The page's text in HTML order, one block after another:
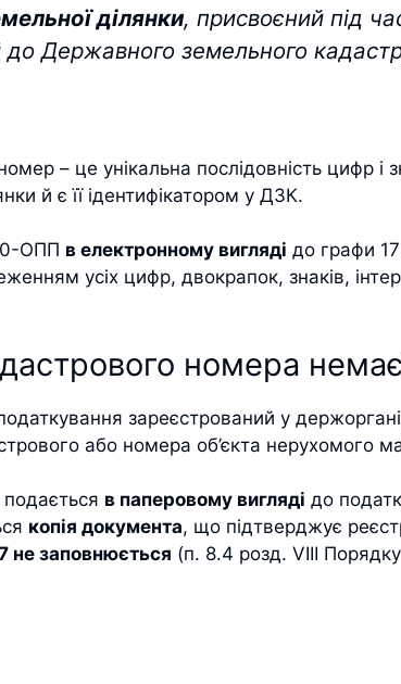
ділянки, присвоєний під
до Державного земельного
– це унікальна послідовність цифр і
й є її ідентифікатором у ДЗК.
ОПП в електронному вигляді до графи
усіх цифр, двокрапок, знаків,
номера
зареєстрований у
або номера об’єкта нерухомого
в паперовому вигляді до
копія документа, що підтверджує
не заповнюється (п. 8.4 розд. VIII